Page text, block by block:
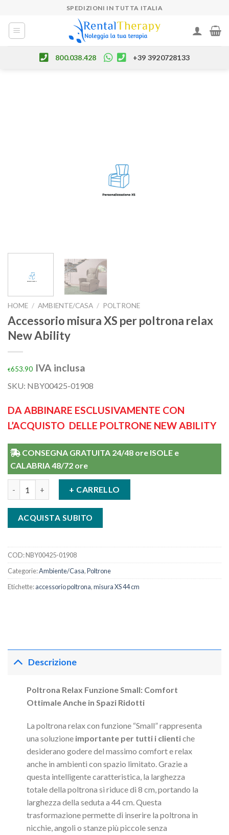
content
SPEDIZIONI IN TUTTA ITALIA
800.038.428 +39 3920728133
HOME / AMBIENTE/CASA / POLTRONE
Accessorio misura XS per poltrona relax
New Ability
€653.90 IVA inclusa
SKU: NBY00425-01908
DA ABBINARE ESCLUSIVAMENTE CON
L’ACQUISTO DELLE POLTRONE NEW ABILITY
CONSEGNA GRATUITA 24/48 ore ISOLE e
CALABRIA 48/72 ore
+ CARRELLO
ACQUISTA SUBITO
COD:NBY00425-01908
Categorie:Ambiente/Casa,Poltrone
Etichette:accessorio poltrona,misura XS 44 cm
Descrizione
Poltrona Relax Funzione Small: Comfort
Ottimale Anche in Spazi Ridotti
La poltrona relax con funzione “Small” rappresenta
una soluzione importante per tutti i clientiche
desiderano godere del massimo comfort e relax
anche in ambienti con spazio limitato. Grazie a
questa intelligente caratteristica, la larghezza
totale della poltrona si riduce di 8 cm, portando la
larghezza della seduta a 44 cm. Questa
trasformazione permette di inserire la poltrona in
nicchie, angoli o stanze più piccole senza